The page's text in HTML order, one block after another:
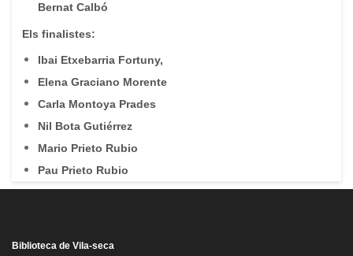
Bernat Calbó
Els finalistes:
Ibai Etxebarria Fortuny,
Elena Graciano Morente
Carla Montoya Prades
Nil Bota Gutiérrez
Mario Prieto Rubio
Pau Prieto Rubio
Biblioteca de Vila-seca